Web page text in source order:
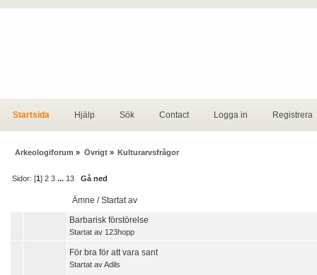
Startsida Hjälp Sök Contact Logga in Registrera
Arkeologiforum » Övrigt» Kulturarvsfrågor
Sidor: [1]2 3 ... 13 Gå ned
Ämne /Startat av
Barbarisk förstörelse
Startat av 123hopp
För bra för att vara sant
Startat avAdils